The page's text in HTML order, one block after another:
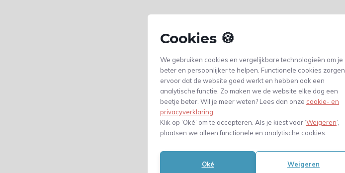
Cookies 🍪
We gebruiken cookies en vergelijkbare technologieën om je
beter en persoonlijker te helpen. Functionele cookies zorgen
ervoor dat de website goed werkt en hebben ook een
analytische functie. Zo maken we de website elke dag een
beetje beter. Wil je meer weten? Lees dan onze cookie- en
privacyverklaring
Klik op ‘Oké’ om te accepteren. Als je kiest voor ‘Weigeren’,
plaatsen we alleen functionele en analytische cookies.
Oké Weigeren